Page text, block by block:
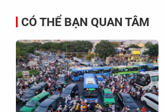
CÓ THỂ BẠN QUAN TÂM